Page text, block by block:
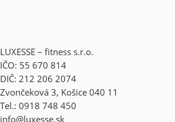
LUXESSE – fitness s.r.o.
IČO: 55 670 814
DIČ: 212 206 2074
Zvončeková 3, Košice 040 11
Tel.: 0918 748 450
info@luxesse.sk